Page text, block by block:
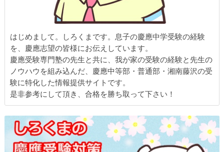
はじめまして。しろくまです。息子の慶應中学受験の経験
を、慶應志望の皆様にお伝えしています。
慶應受験専門塾の先生と共に、我が家の受験の経験と先生の
ノウハウを組み込んだ、慶應中等部・普通部・湘南藤沢の受
験に特化した情報提供サイトです。
是非参考にして頂き、合格を勝ち取って下さい！